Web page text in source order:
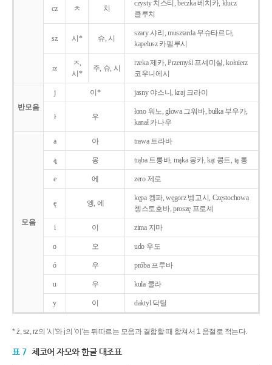
cz ㅊ 치
czysty 치스티, beczka 베치카, klucz
클루치
sz 시* 슈, 시
szary 샤리, musztarda 무슈타르다,
kapelusz 카펠루시
rz
ㅈ,
시*
주, 슈, 시
rzeka 제카, Przemyśl 프셰미실, kołnierz
코우니에시
반모음
j 이* jasny 야스니, kraj 크라이
ł 우
łono 워노, głowa 그워바, bułka 부우카,
kanał 카나우
모음
a 아 trawa 트라바
ą̨ 옹 trąba 트롱바, mąka 몽카, kąt 콩트, tą 통
e 에 zero 제로
ę 엥, 에
kępa 켕파, węgorz 벵고시, Częstochowa
쳉스토호바, proszę 프로셰
i 이 zima 지마
o 오 udo 우도
ó 우 próba 프루바
u 우 kula 쿨라
y 이 daktyl 닥틸
* ż, sz, rz의 '시'와 j의 '이'는 뒤따르는 모음과 결합할 때 합쳐서 1 음절로 적는다.
표 7 체코어 자모와 한글 대조표